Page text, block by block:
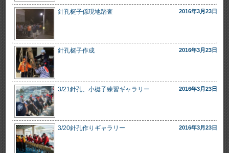
針孔梃子係現地踏査 2016年3月23日
針孔梃子作成 2016年3月23日
3/21針孔、小梃子練習ギャラリー 2016年3月23日
3/20針孔作りギャラリー 2016年3月23日